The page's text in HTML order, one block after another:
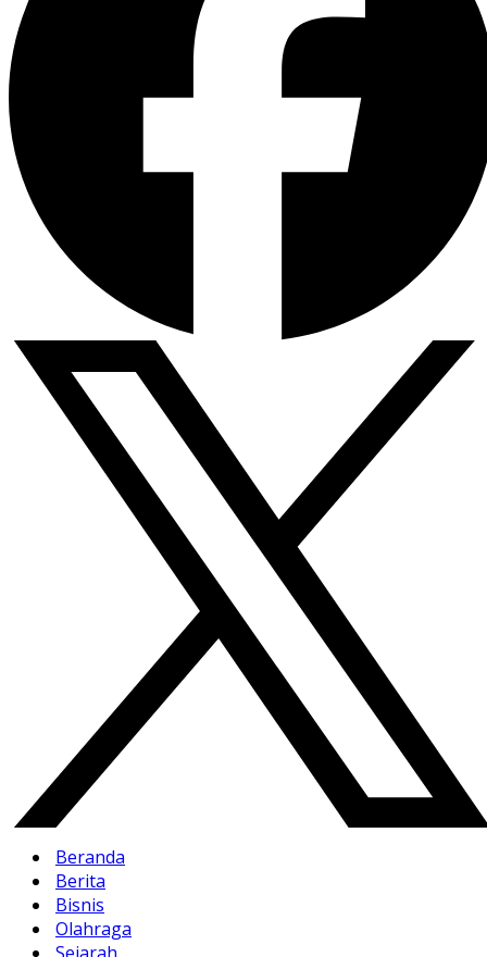
Beranda
Berita
Bisnis
Olahraga